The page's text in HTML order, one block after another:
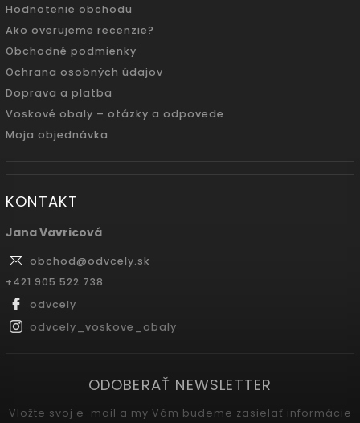
Hodnotenie obchodu
Ako overujeme recenzie?
Obchodné podmienky
Ochrana osobných údajov
Doprava a platba
Voskové obaly – otázky a odpovede
Moja objednávka
KONTAKT
Jana Vavricová
obchod@odvcely.sk
+421 905 522 738
odvcely
odvcely_voskove_obaly
ODOBERAŤ NEWSLETTER
Vložte svoj e-mail a my Vám budeme zasielať informácie